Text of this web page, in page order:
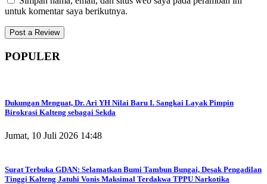
untuk komentar saya berikutnya.
POPULER
Dukungan Menguat, Dr. Ari YH Nilai Baru I. Sangkai Layak Pimpin
Birokrasi Kalteng sebagai Sekda
Jumat, 10 Juli 2026 14:48
Surat Terbuka GDAN: Selamatkan Bumi Tambun Bungai, Desak Pengadilan
Tinggi Kalteng Jatuhi Vonis Maksimal Terdakwa TPPU Narkotika